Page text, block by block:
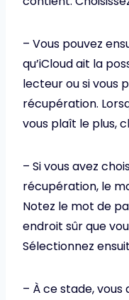
– Vous pouvez
qu’iCloud ait la
lecteur ou si vous
récupération.
vous plaît le plus,
– Si vous avez
récupération, le
Notez le mot de
endroit sûr que
Sélectionnez
– À ce stade,